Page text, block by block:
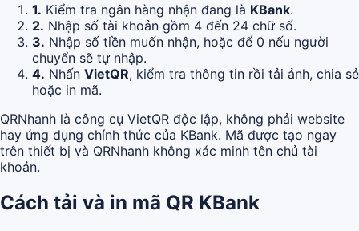
1. Kiểm tra ngân hàng nhận đang là KBank.
2. Nhập số tài khoản gồm 4 đến 24 chữ số.
3. Nhập số tiền muốn nhận, hoặc để 0 nếu người
chuyển sẽ tự nhập.
4. Nhấn VietQR, kiểm tra thông tin rồi tải ảnh, chia sẻ
hoặc in mã.
QRNhanh là công cụ VietQR độc lập, không phải website
hay ứng dụng chính thức của KBank. Mã được tạo ngay
trên thiết bị và QRNhanh không xác minh tên chủ tài
khoản.
Cách tải và in mã QR KBank